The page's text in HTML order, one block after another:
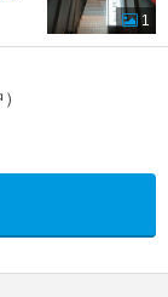
1